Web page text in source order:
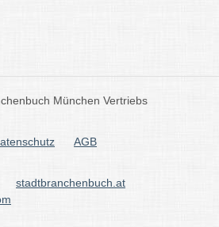
München Vertriebs
AGB
stadtbranchenbuch.at